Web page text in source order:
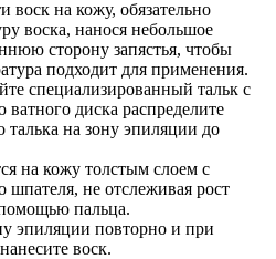
воск на кожу, обязательно
воска, нанося небольшое
сторону запястья, чтобы
подходит для применения.
специализированный тальк с
диска распределите
талька на зону эпиляции до
на кожу толстым слоем с
не отслеживая рост
помощью пальца.
эпиляции повторно и при
воск.